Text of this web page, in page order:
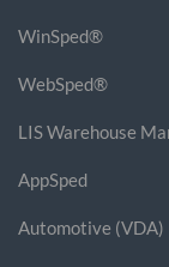
WinSped®
WebSped®
LIS Warehouse
AppSped
Automotive (VDA)